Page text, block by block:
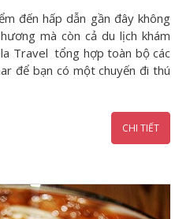
đến hấp dẫn gần đây không
mà còn cả du lịch khám
Travel tổng hợp toàn bộ các
để bạn có một chuyến đi thú
CHI TIẾT